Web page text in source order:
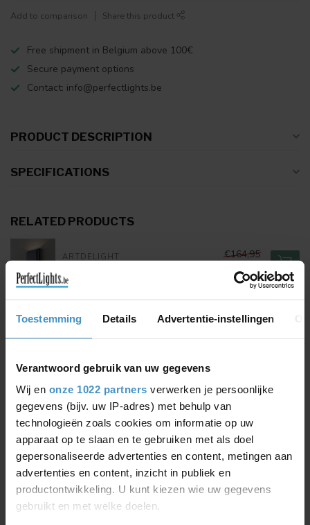
Toestemming Details Advertentie-instellingen
Verantwoord gebruik van uw gegevens
Wij en onze 1022 partners verwerken je persoonlijke
gegevens (bijv. uw IP-adres) met behulp van
technologieën zoals cookies om informatie op uw
apparaat op te slaan en te gebruiken met als doel
gepersonaliseerde advertenties en content, metingen aan
advertenties en content, inzicht in publiek en
productontwikkeling. U kunt kiezen wie uw gegevens
gebruikt en met welke doelen.
Add to comparison Share this product
Free shipment in Belgium above 100€
Secure payment options
Contact: info@perfectlights.be
PRODUCT DESCRIPTION
SPECIFICATIONS
RELATED PRODUCTS
ARTDELIGHT
€164,95
€164,95
ARTDELIGHT
Wall lamp Diaz S
€129,95
ARTDELIGHT
Wall lamp Dice
€52,95
€52,95
ARTDELIGHT
Wall lamp Double
€139,95
€139,95